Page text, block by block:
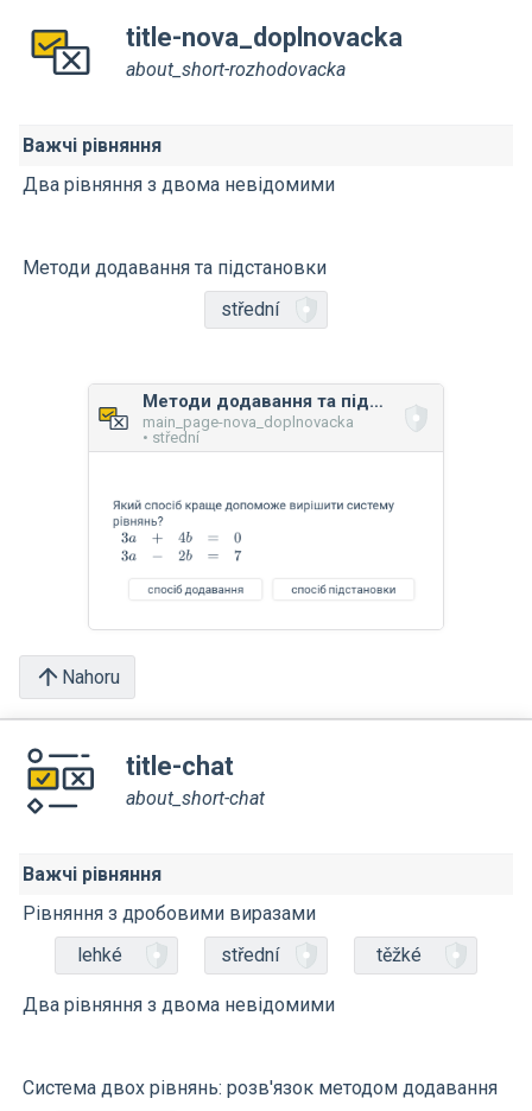
title-nova_doplnovacka
about_short-rozhodovacka
Важчі рівняння
Два рівняння з двома невідомими
Методи додавання та підстановки
střední
Методи додавання та підстановки
main_page-nova_doplnovacka
• střední
Nahoru
title-chat
about_short-chat
Важчі рівняння
Рівняння з дробовими виразами
lehké
střední těžké
Два рівняння з двома невідомими
Система двох рівнянь: розв'язок методом додавання